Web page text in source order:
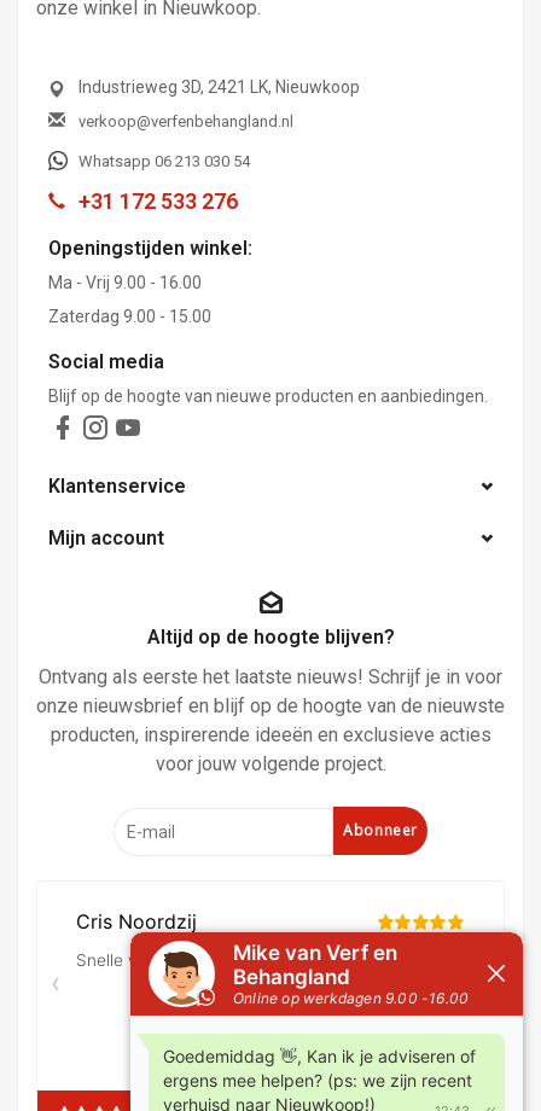
onze winkel in Nieuwkoop.
Industrieweg 3D, 2421 LK, Nieuwkoop
verkoop@verfenbehangland.nl
Whatsapp 06 213 030 54
+31 172 533 276
Openingstijden winkel:
Ma - Vrij 9.00 - 16.00
Zaterdag 9.00 - 15.00
Social media
Blijf op de hoogte van nieuwe producten en aanbiedingen.
Klantenservice
Mijn account
Altijd op de hoogte blijven?
Ontvang als eerste het laatste nieuws! Schrijf je in voor
onze nieuwsbrief en blijf op de hoogte van de nieuwste
producten, inspirerende ideeën en exclusieve acties
voor jouw volgende project.
Abonneer